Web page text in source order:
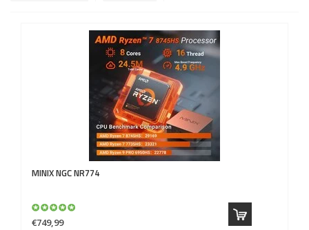
MINIXNGC NR774
€749,99